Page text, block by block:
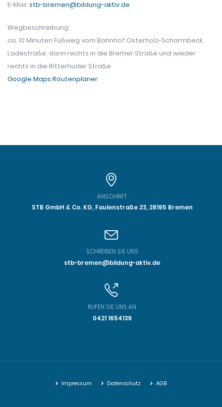
E-Mail: stb-bremen@bildung-aktiv.de
Wegbeschreibung:
ca. 10 Minuten Fußweg vom Bahnhof Osterholz-Scharmbeck,
Ladestraße, dann rechts in die Bremer Straße und wieder
rechts in die Ritterhuder Straße
Google Maps Routenplaner
ANSCHRIFT
STB GmbH & Co. KG, Faulenstraße 23, 28195 Bremen
SCHREIBEN SIE UNS
stb-bremen@bildung-aktiv.de
RUFEN SIE UNS AN
0421 1654139
Impressum Datenschutz AGB